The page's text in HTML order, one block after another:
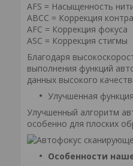
AFS = Насыщенность
ABCC = Коррекция
AFC = Коррекция фокуса
ASC = Коррекция стигмы
Благодаря
выполнения функций
данных высокого
Улучшенная
Улучшенный алгоритм
особенно для плоских
Особенности